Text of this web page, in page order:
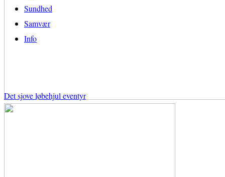
Sundhed
Samvær
Info
Det sjove løbehjul eventyr